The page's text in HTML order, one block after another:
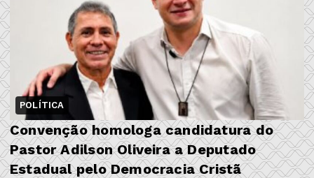
POLÍTICA
​Convenção homologa candidatura do
Pastor Adilson Oliveira a Deputado
Estadual pelo Democracia Cristã